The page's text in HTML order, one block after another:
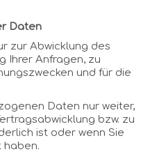
Daten
zur Abwicklung des
Ihrer Anfragen, zu
und für die
Daten nur weiter,
bzw. zu
ist oder wenn Sie
haben.